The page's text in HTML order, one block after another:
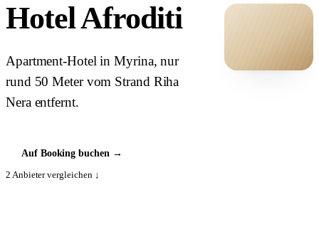
Hotel Afroditi
Apartment-Hotel in Myrina, nur
rund 50 Meter vom Strand Riha
Nera entfernt.
Auf Booking buchen→
2 Anbieter vergleichen ↓